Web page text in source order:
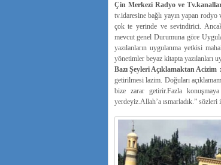
Çin Merkezi Radyo ve
tv.idaresine bağlı yayın yapan rodyo
çok te yerinde ve sevindirici.
mevcut genel Durumuna göre
yazılanların uygulanma yetkisi
yönetimler beyaz kitapta yazılanları
Bazı Şeyleri Açıklamaktan Acizim :
getirilmesi lazim. Doğuları
bize zarar getirir.Fazla
yerdeyiz.Allah’a ısmarladık.” sözleri